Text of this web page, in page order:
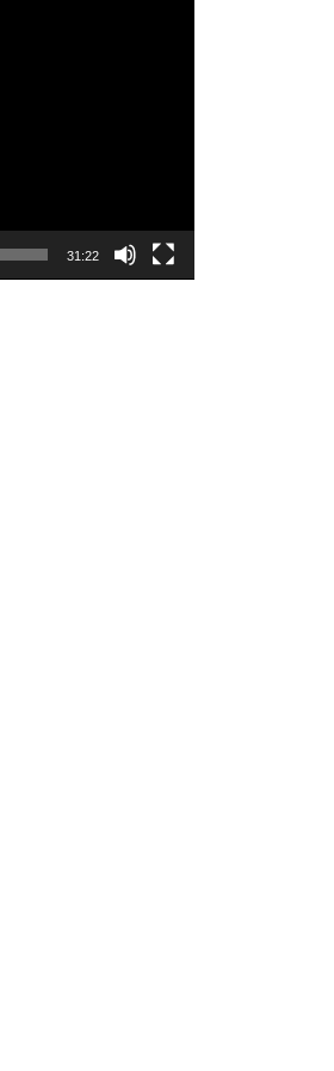
31:22